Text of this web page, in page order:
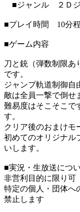
■ジャンル ２Ｄジ
■プレイ時間 10分
■ゲーム内容
刀と銃（弾数制限あ
です。
ジャンプ軌道制御自
敵は全員一撃で倒せ
難易度はそこそこで
す。
クリア後のおまけモ
初めてのオリジナル
いします。
■実況・生放送につ
非営利目的に限り可
特定の個人・団体へ
禁止します